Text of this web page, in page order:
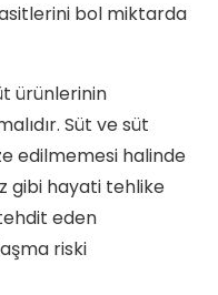
bol miktarda
ürünlerinin
Süt ve süt
edilmemesi halinde
gibi hayati tehlike
eden
riski